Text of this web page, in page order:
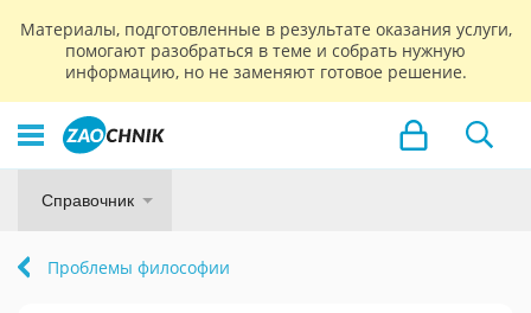
Материалы, подготовленные в результате оказания услуги,
помогают разобраться в теме и собрать нужную
информацию, но не заменяют готовое решение.
Справочник
Проблемы философии